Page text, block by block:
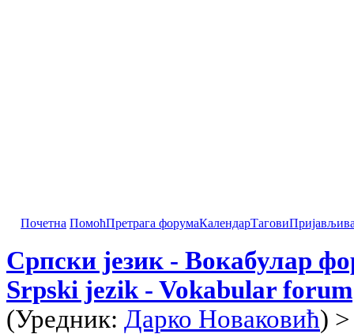
Почетна ПомоћПретрага форумаКалендарТагови
Српски језик - Вокабулар
Srpski jezik - Vokabular forum
(Уредник: Дарко Новаковић)